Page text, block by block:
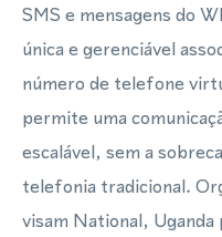
SMS e mensagens do
única e gerenciável
número de telefone
permite uma
escalável, sem a
telefonia tradicional.
visam National,